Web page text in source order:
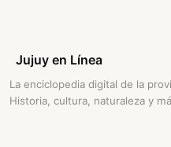
Jujuy en Línea
La enciclopedia digital de la
Historia, cultura, naturaleza y